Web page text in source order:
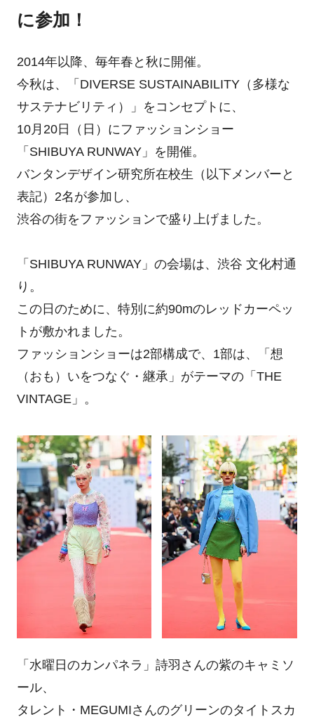
に参加！
2014年以降、毎年春と秋に開催。
今秋は、「DIVERSE SUSTAINABILITY（多様な
サステナビリティ）」をコンセプトに、
10月20日（日）にファッションショー
「SHIBUYA RUNWAY」を開催。
バンタンデザイン研究所在校生（以下メンバーと
表記）2名が参加し、
渋谷の街をファッションで盛り上げました。
「SHIBUYA RUNWAY」の会場は、渋谷 文化村通
り。
この日のために、特別に約90mのレッドカーペッ
トが敷かれました。
ファッションショーは2部構成で、1部は、「想
（おも）いをつなぐ・継承」がテーマの「THE
VINTAGE」。
「水曜日のカンパネラ」詩羽さんの紫のキャミソ
ール、
タレント・MEGUMIさんのグリーンのタイトスカ